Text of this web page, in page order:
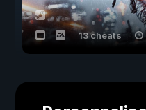
13 cheats